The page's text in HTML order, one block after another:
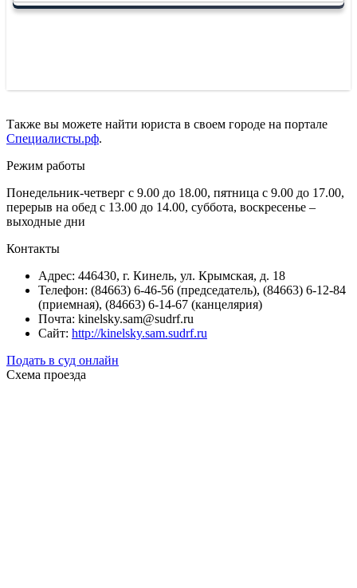
Также вы можете найти юриста в своем городе на портале
Специалисты.рф.
Режим работы
Понедельник-четверг с 9.00 до 18.00, пятница с 9.00 до 17.00,
перерыв на обед с 13.00 до 14.00, суббота, воскресенье –
выходные дни
Контакты
Адрес: 446430, г. Кинель, ул. Крымская, д. 18
Телефон: (84663) 6-46-56 (председатель), (84663) 6-12-84
(приемная), (84663) 6-14-67 (канцелярия)
Почта: kinelsky.sam@sudrf.ru
Сайт: http://kinelsky.sam.sudrf.ru
Подать в суд онлайн
Схема проезда